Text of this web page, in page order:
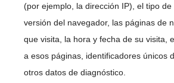
(por ejemplo, la dirección IP), el tipo de
versión del navegador, las páginas de
que visita, la hora y fecha de su visita,
a esos páginas, identificadores únicos
otros datos de diagnóstico.